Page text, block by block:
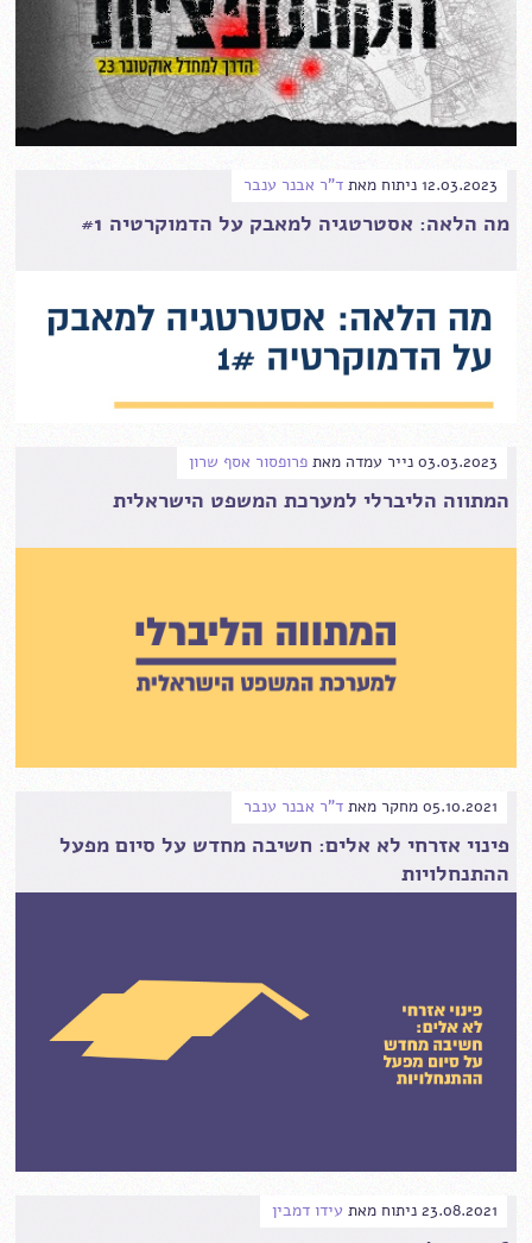
12.03.2023 ניתוח מאת ד"ר אבנר ענבר
מה הלאה: אסטרטגיה למאבק על הדמוקרטיה #1
03.03.2023 נייר עמדה מאת פרופסור אסף שרון
המתווה הליברלי למערכת המשפט הישראלית
05.10.2021 מחקר מאת ד"ר אבנר ענבר
פינוי אזרחי לא אלים: חשיבה מחדש על סיום מפעל
ההתנחלויות
23.08.2021 ניתוח מאת עידו דמבין